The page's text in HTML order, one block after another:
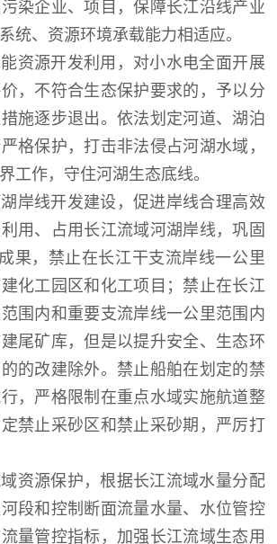
染企业、项目，保障长江沿线产业
统、资源环境承载能力相适应。
资源开发利用，对小水电全面开展
，不符合生态保护要求的，予以分
施逐步退出。依法划定河道、湖泊
格保护，打击非法侵占河湖水域，
工作，守住河湖生态底线。
岸线开发建设，促进岸线合理高效
用、占用长江流域河湖岸线，巩固
果，禁止在长江干支流岸线一公里
化工园区和化工项目；禁止在长江
围内和重要支流岸线一公里范围内
尾矿库，但是以提升安全、生态环
的改建除外。禁止船舶在划定的禁
，严格限制在重点水域实施航道整
禁止采砂区和禁止采砂期，严厉打
资源保护，根据长江流域水量分配
段和控制断面流量水量、水位管控
量管控指标，加强长江流域生态用